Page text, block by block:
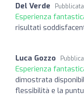
Del Verde
Esperienza
risultati
Luca Gozzo
Esperienza
dimostrata
flessibilità e la